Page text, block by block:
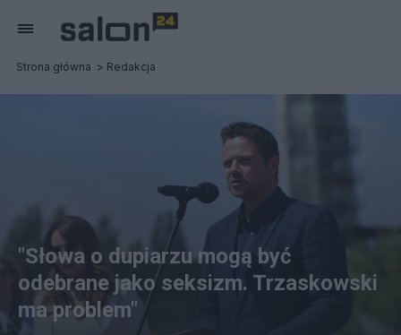
Strona główna Redakcja
"Słowa o dupiarzu mogą być
odebrane jako seksizm. Trzaskowski
ma problem"